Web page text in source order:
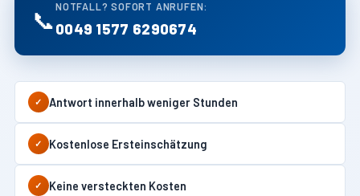
📞 NOTFALL? SOFORT ANRUFEN:
0049 1577 6290674
✓ Antwort innerhalb weniger Stunden
✓ Kostenlose Ersteinschätzung
✓ Keine versteckten Kosten